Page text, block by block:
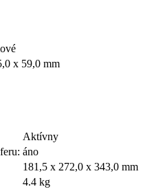
x 59,0 mm
Aktívny
áno
181,5 x 272,0 x 343,0 mm
4.4 kg